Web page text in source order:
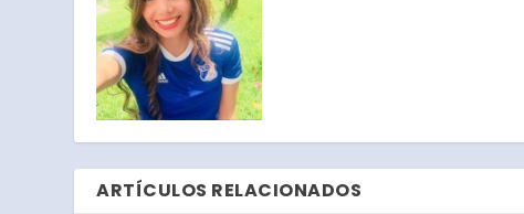
ARTÍCULOS RELACIONADOS